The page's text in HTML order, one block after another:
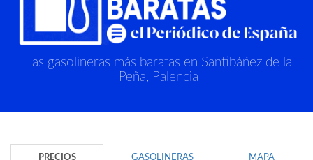
Las gasolineras más baratas en Santibáñez de la
Peña, Palencia
PRECIOS GASOLINERAS MAPA